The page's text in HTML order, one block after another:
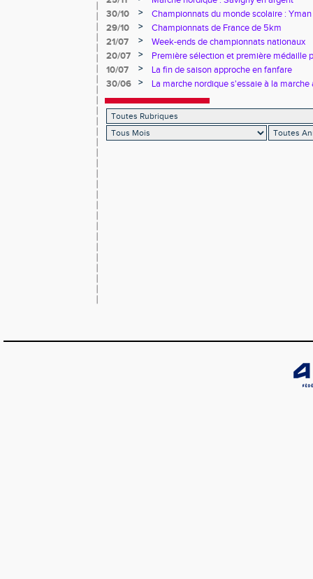
30/10
>
Championnats du monde scolaire :
bronze
29/10 >
Championnats de France de 5km
21/07
>
Week-ends de championnats nationaux
20/07
>
Première sélection et première médaille
10/07
>
La fin de saison approche en fanfare
30/06
> La marche nordique s'essaie à la